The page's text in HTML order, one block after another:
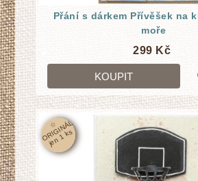
Přání s dárkem Přívěšek na
moře
299 Kč
KOUPIT
☆
O
RI
GI
N
Á
L
j
e
n
1
k
s